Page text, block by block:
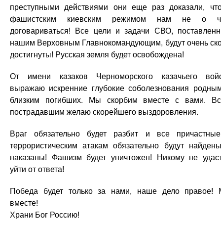
преступными действиями они еще раз доказали,
фашистским киевским режимом нам не о
договариваться! Все цели и задачи СВО,
нашим Верховным Главнокомандующим, будут очень
достигнуты! Русская земля будет освобождена!
От имени казаков Черноморского казачьего
выражаю искренние глубокие соболезнования
близким погибших. Мы скорбим вместе с вами.
пострадавшим желаю скорейшего выздоровления.
Враг обязательно будет разбит и все
террористическим атакам обязательно будут
наказаны! Фашизм будет уничтожен! Никому не
уйти от ответа!
Победа будет только за нами, наше дело правое!
вместе!
Храни Бог Россию!